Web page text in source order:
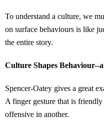
To understand a culture, we
on surface behaviours is like
the entire story.
Culture Shapes
Spencer-Oatey gives a great
A finger gesture that is
offensive in another.